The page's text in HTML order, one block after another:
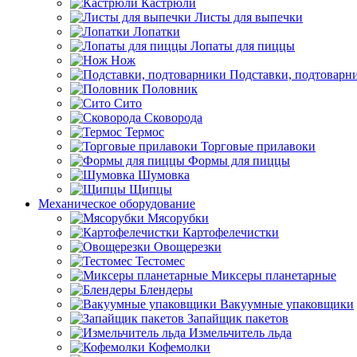
Кастрюли
Листы для выпечки
Лопатки
Лопаты для пиццы
Нож
Подставки,
Половник
Сито
Сковорода
Термос
Торговые прилавоки
Формы для пиццы
Шумовка
Щипцы
Механическое оборудование
Мясорубки
Картофелечистки
Овощерезки
Тестомес
Миксеры планетарные
Блендеры
Вакуумные упаковщики
Запайщик пакетов
Измельчитель льда
Кофемолки